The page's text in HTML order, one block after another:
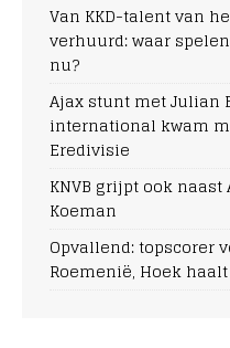
Van KKD-talent van
verhuurd: waar
nu?
Ajax stunt met Julian
international kwam
Eredivisie
KNVB grijpt ook
Koeman
Opvallend: topscorer
Roemenië, Hoek